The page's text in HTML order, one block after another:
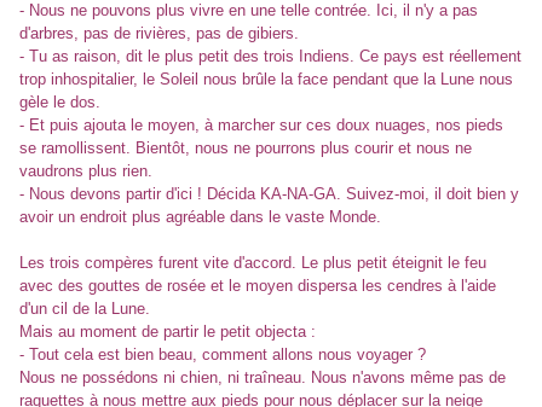
- Nous ne pouvons plus vivre en une telle contrée. Ici, il n'y a pas
d'arbres, pas de rivières, pas de gibiers.
- Tu as raison, dit le plus petit des trois Indiens. Ce pays est réellement
trop inhospitalier, le Soleil nous brûle la face pendant que la Lune nous
gèle le dos.
- Et puis ajouta le moyen, à marcher sur ces doux nuages, nos pieds
se ramollissent. Bientôt, nous ne pourrons plus courir et nous ne
vaudrons plus rien.
- Nous devons partir d'ici ! Décida KA-NA-GA. Suivez-moi, il doit bien y
avoir un endroit plus agréable dans le vaste Monde.
Les trois compères furent vite d'accord. Le plus petit éteignit le feu
avec des gouttes de rosée et le moyen dispersa les cendres à l'aide
d'un cil de la Lune.
Mais au moment de partir le petit objecta :
- Tout cela est bien beau, comment allons nous voyager ?
Nous ne possédons ni chien, ni traîneau. Nous n'avons même pas de
raquettes à nous mettre aux pieds pour nous déplacer sur la neige